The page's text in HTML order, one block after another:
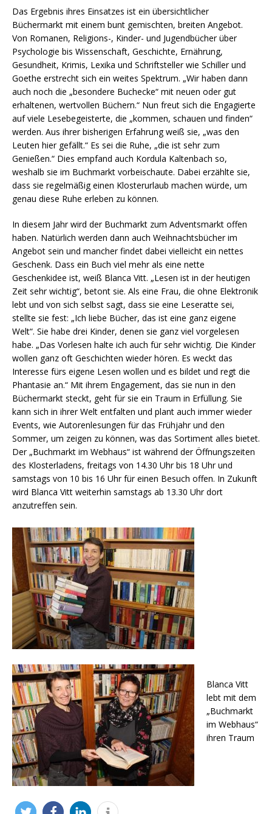
Das Ergebnis ihres Einsatzes ist ein übersichtlicher
Büchermarkt mit einem bunt gemischten, breiten Angebot.
Von Romanen, Religions-, Kinder- und Jugendbücher über
Psychologie bis Wissenschaft, Geschichte, Ernährung,
Gesundheit, Krimis, Lexika und Schriftsteller wie Schiller und
Goethe erstrecht sich ein weites Spektrum. „Wir haben dann
auch noch die „besondere Buchecke“ mit neuen oder gut
erhaltenen, wertvollen Büchern.“ Nun freut sich die Engagierte
auf viele Lesebegeisterte, die „kommen, schauen und finden“
werden. Aus ihrer bisherigen Erfahrung weiß sie, „was den
Leuten hier gefällt.“ Es sei die Ruhe, „die ist sehr zum
Genießen.“ Dies empfand auch Kordula Kaltenbach so,
weshalb sie im Buchmarkt vorbeischaute. Dabei erzählte sie,
dass sie regelmäßig einen Klosterurlaub machen würde, um
genau diese Ruhe erleben zu können.
In diesem Jahr wird der Buchmarkt zum Adventsmarkt offen
haben. Natürlich werden dann auch Weihnachtsbücher im
Angebot sein und mancher findet dabei vielleicht ein nettes
Geschenk. Dass ein Buch viel mehr als eine nette
Geschenkidee ist, weiß Blanca Vitt. „Lesen ist in der heutigen
Zeit sehr wichtig“, betont sie. Als eine Frau, die ohne Elektronik
lebt und von sich selbst sagt, dass sie eine Leseratte sei,
stellte sie fest: „Ich liebe Bücher, das ist eine ganz eigene
Welt“. Sie habe drei Kinder, denen sie ganz viel vorgelesen
habe. „Das Vorlesen halte ich auch für sehr wichtig. Die Kinder
wollen ganz oft Geschichten wieder hören. Es weckt das
Interesse fürs eigene Lesen wollen und es bildet und regt die
Phantasie an.“ Mit ihrem Engagement, das sie nun in den
Büchermarkt steckt, geht für sie ein Traum in Erfüllung. Sie
kann sich in ihrer Welt entfalten und plant auch immer wieder
Events, wie Autorenlesungen für das Frühjahr und den
Sommer, um zeigen zu können, was das Sortiment alles bietet.
Der „Buchmarkt im Webhaus“ ist während der Öffnungszeiten
des Klosterladens, freitags von 14.30 Uhr bis 18 Uhr und
samstags von 10 bis 16 Uhr für einen Besuch offen. In Zukunft
wird Blanca Vitt weiterhin samstags ab 13.30 Uhr dort
anzutreffen sein.
Blanca Vitt
lebt mit dem
„Buchmarkt
im Webhaus“
ihren Traum